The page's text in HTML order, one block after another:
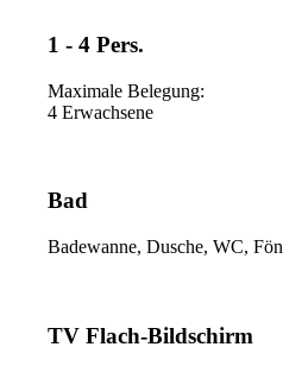
1 - 4 Pers.
Maximale Belegung:
4 Erwachsene
Bad
Badewanne, Dusche, WC, Fön
TV Flach-Bildschirm